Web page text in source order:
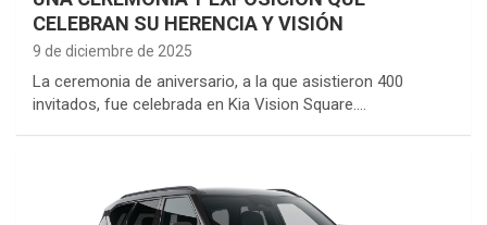
CELEBRAN SU HERENCIA Y VISIÓN
9 de diciembre de 2025
La ceremonia de aniversario, a la que asistieron 400
invitados, fue celebrada en Kia Vision Square.…